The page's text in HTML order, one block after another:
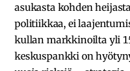
asukasta kohden
politiikkaa, ei
kullan markkinoilta yli
keskuspankki on